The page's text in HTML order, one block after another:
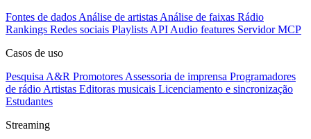
Fontes de dados Análise de artistas Análise de faixas Rádio
Rankings Redes sociais Playlists API Audio features Servidor MCP
Casos de uso
Pesquisa A&R Promotores Assessoria de imprensa Programadores
de rádio Artistas Editoras musicais Licenciamento e sincronização
Estudantes
Streaming